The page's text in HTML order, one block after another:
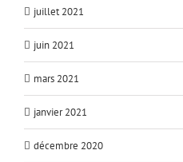
juillet 2021
juin 2021
mars 2021
janvier 2021
décembre 2020